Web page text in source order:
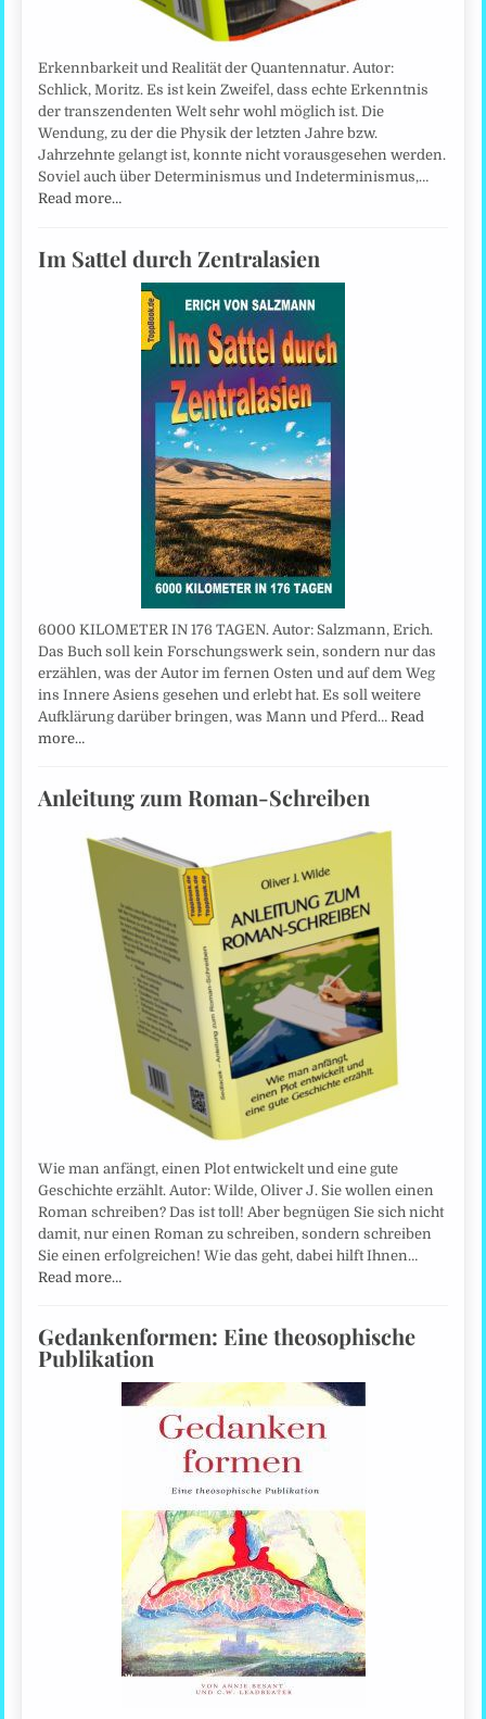
Erkennbarkeit und Realität der Quantennatur. Autor:
Schlick, Moritz. Es ist kein Zweifel, dass echte Erkenntnis
der transzendenten Welt sehr wohl möglich ist. Die
Wendung, zu der die Physik der letzten Jahre bzw.
Jahrzehnte gelangt ist, konnte nicht vorausgesehen werden.
Soviel auch über Determinismus und Indeterminismus,…
Read more…
Im Sattel durch Zentralasien
6000 KILOMETER IN 176 TAGEN. Autor: Salzmann, Erich.
Das Buch soll kein Forschungswerk sein, sondern nur das
erzählen, was der Autor im fernen Osten und auf dem Weg
ins Innere Asiens gesehen und erlebt hat. Es soll weitere
Aufklärung darüber bringen, was Mann und Pferd…Read
more…
Anleitung zum Roman-Schreiben
Wie man anfängt, einen Plot entwickelt und eine gute
Geschichte erzählt. Autor: Wilde, Oliver J. Sie wollen einen
Roman schreiben? Das ist toll! Aber begnügen Sie sich nicht
damit, nur einen Roman zu schreiben, sondern schreiben
Sie einen erfolgreichen! Wie das geht, dabei hilft Ihnen…
Read more…
Gedankenformen: Eine theosophische
Publikation